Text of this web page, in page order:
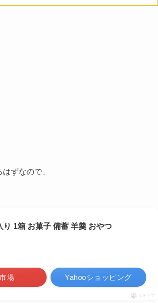
ずなので、
1箱 お菓子 備蓄 羊羹 おやつ
場 Yahooショッピング
ポチップ